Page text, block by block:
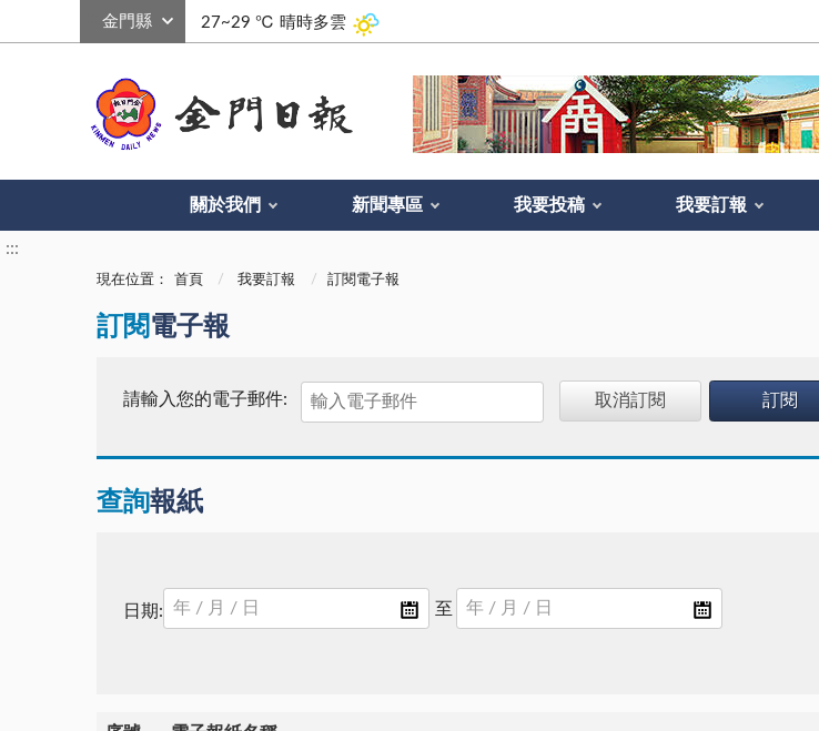
27~29 ℃ 晴時多雲
關於我們 新聞專區 我要投稿 我要訂報
:::
現在位置： 首頁 我要訂報 訂閱電子報
訂閱 電子報
請輸入您的電子郵件: 取消訂閱 訂閱
查詢報紙
日期: